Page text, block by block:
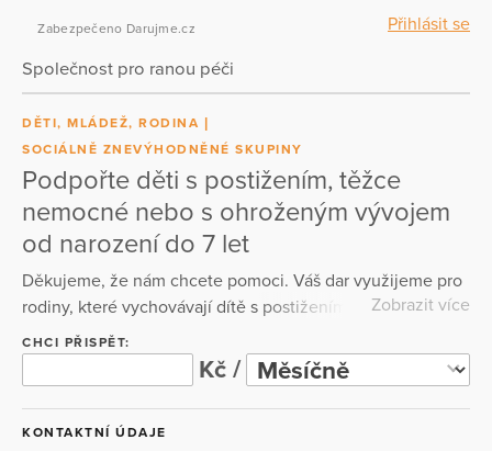
Přihlásit se
Zabezpečeno Darujme.cz
Společnost pro ranou péči
DĚTI, MLÁDEŽ, RODINA
SOCIÁLNĚ ZNEVÝHODNĚNÉ SKUPINY
Podpořte děti s postižením, těžce
nemocné nebo s ohroženým vývojem
od narození do 7 let
Děkujeme, že nám chcete pomoci. Váš dar využijeme pro
rodiny, které vychovávají dítě s postižením, těžce
nemocné nebo s ohroženým vývojem od narození do 7
let. Rádi s Vámi sepíšeme darovací smlouvu, případně
dojednáme podmínky významnějších darů a partnerství.
Kontaktujte nás e-mailem: centrum@ranapece.cz nebo
telefonicky: mobil: 777 235 630.
Zobrazit více
CHCI PŘISPĚT:
Kč /
KONTAKTNÍ ÚDAJE